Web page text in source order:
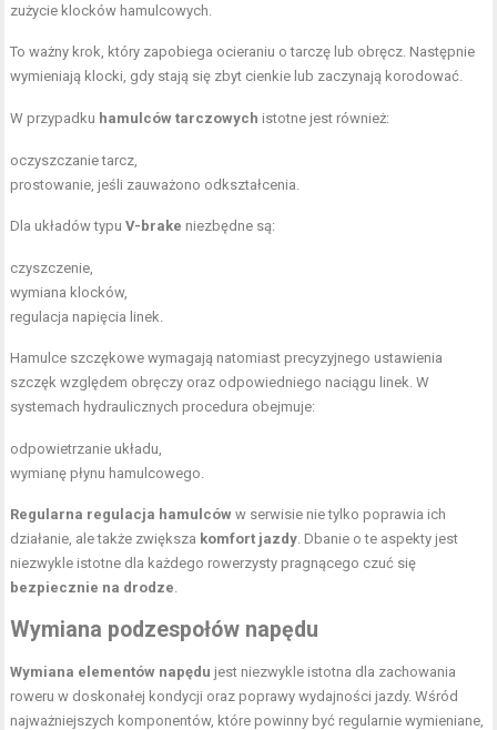
zużycie klocków hamulcowych.
To ważny krok, który zapobiega ocieraniu o tarczę lub obręcz. Następnie
wymieniają klocki, gdy stają się zbyt cienkie lub zaczynają korodować.
W przypadku hamulców tarczowych istotne jest również:
oczyszczanie tarcz,
prostowanie, jeśli zauważono odkształcenia.
Dla układów typuV-brake niezbędne są:
czyszczenie,
wymiana klocków,
regulacja napięcia linek.
Hamulce szczękowe wymagają natomiast precyzyjnego ustawienia
szczęk względem obręczy oraz odpowiedniego naciągu linek. W
systemach hydraulicznych procedura obejmuje:
odpowietrzanie układu,
wymianę płynu hamulcowego.
Regularna regulacja hamulców w serwisie nie tylko poprawia ich
działanie, ale także zwiększa komfort jazdy. Dbanie o te aspekty jest
niezwykle istotne dla każdego rowerzysty pragnącego czuć się
bezpiecznie na drodze.
Wymiana podzespołów napędu
Wymiana elementów napędu jest niezwykle istotna dla zachowania
roweru w doskonałej kondycji oraz poprawy wydajności jazdy. Wśród
najważniejszych komponentów, które powinny być regularnie wymieniane,